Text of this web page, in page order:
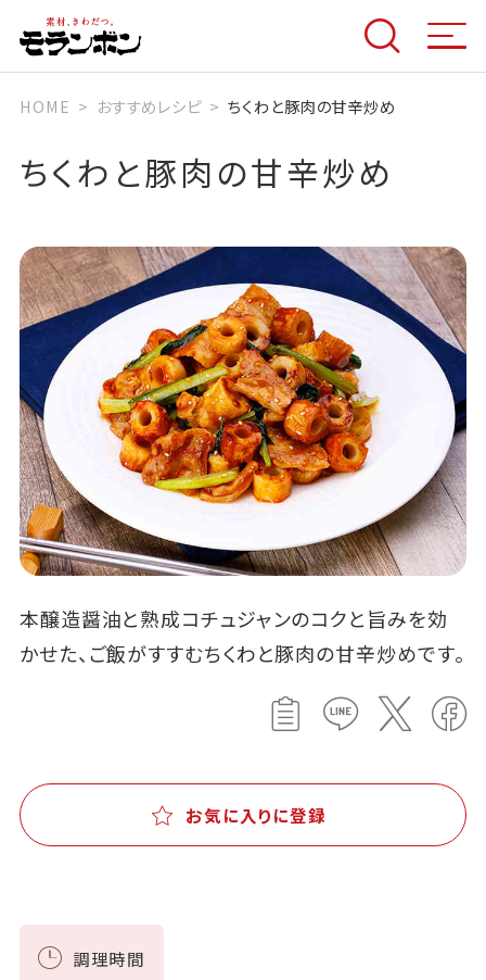
HOME おすすめレシピ ちくわと豚肉の甘辛炒め
ちくわと豚肉の甘辛炒め
本醸造醤油と熟成コチュジャンのコクと旨みを効
かせた、ご飯がすすむちくわと豚肉の甘辛炒めです。
お気に入りに登録
調理時間